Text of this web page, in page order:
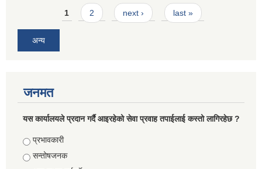
Pages1 2 next › last »
अन्य
जनमत
यस कार्यालयले प्रदान गर्दै आइरहेको सेवा प्रवाह तपाईलाई कस्तो लागिरहेछ ?
Choices
प्रभावकारी
सन्तोषजनक